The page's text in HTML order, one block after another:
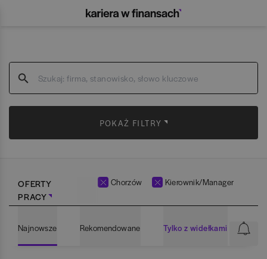
POKAŻ FILTRY
OFERTY
PRACY
Chorzów Kierownik/Manager
Najnowsze Rekomendowane Tylko z widełkami